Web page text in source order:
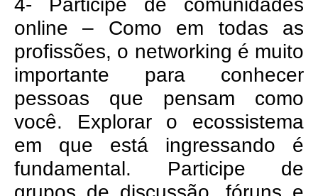
4- Participe de comunidades
online – Como em todas as
profissões, o networking é muito
importante para conhecer
pessoas que pensam como
você. Explorar o ecossistema
em que está ingressando é
fundamental. Participe de